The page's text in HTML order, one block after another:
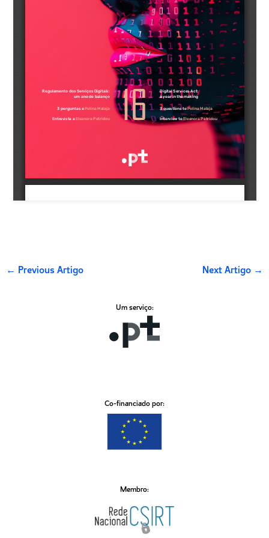
← Previous Artigo Next Artigo →
Um serviço:
Co-financiado por:
Membro: